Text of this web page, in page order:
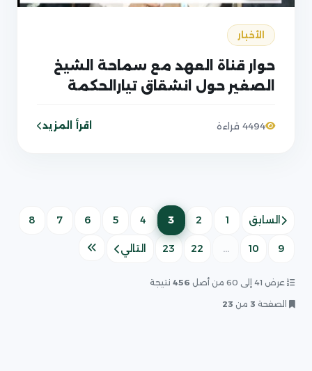
الأخبار
حوار قناة العهد مع سماحة الشيخ
الصغير حول انشقاق تيارالحكمة
4494 قراءة اقرأ المزيد
السابق 1
2
3
(الصفحة الحالية)
4
5
6
7
8
9
10
...
22
23 التالي
عرض 41 إلى 60 من أصل 456 نتيجة
الصفحة 3 من 23